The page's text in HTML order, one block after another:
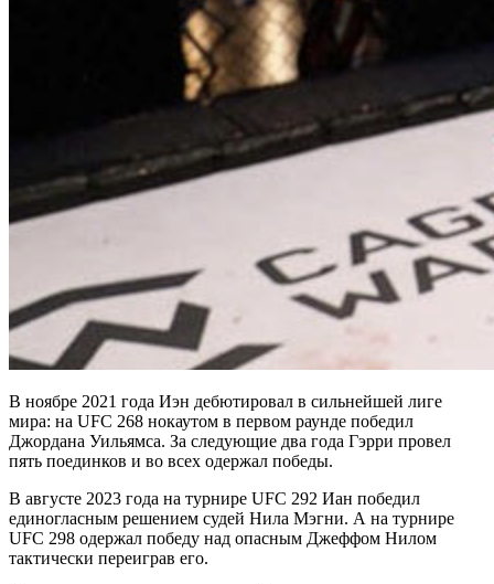
В ноябре 2021 года Иэн дебютировал в сильнейшей лиге
мира: на UFC 268 нокаутом в первом раунде победил
Джордана Уильямса. За следующие два года Гэрри провел
пять поединков и во всех одержал победы.
В августе 2023 года на турнире UFC 292 Иан победил
единогласным решением судей Нила Мэгни. А на турнире
UFC 298 одержал победу над опасным Джеффом Нилом
тактически переиграв его.